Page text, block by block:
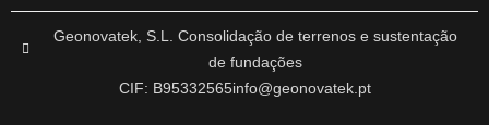
Geonovatek, S.L. Consolidação de terrenos e sustentação
de fundações
CIF: B95332565info@geonovatek.pt